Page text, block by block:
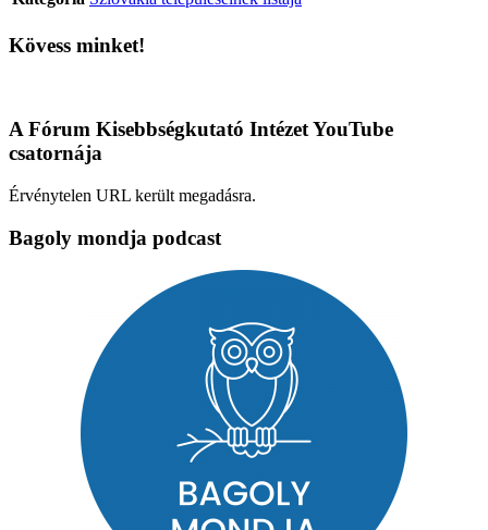
Kövess minket!
A Fórum Kisebbségkutató Intézet YouTube
csatornája
Érvénytelen URL került megadásra.
Bagoly mondja podcast